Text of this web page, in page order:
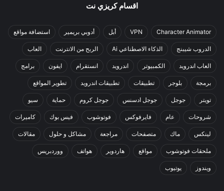
اقسام كريزي نت
Character Animator
VPN أبل أدوبي بريمير استضافة مواقع
الدروب شيبنج الذكاء الاصطناعي Ai الربح من الانترنت العاب
العاب اندرويد الكمبيوتر اندرويد انستقرام ايفون برامج
برمجة بلوجر تطبيقات تطبيقات اندرويد تطوير المواقع
تويتر جوجل جوجل ادسنس جوجل كروم حماية سيو
شروحات عام فايرفوكس فوتوشوب فيس بوك كاميرات
لينكس ماك متصفحات مراجعة مشاكل و حلول مقالات
ملحقات فوتوشوب مواقع هاردوير هواتف ووردبريس
ويندوز يوتيوب